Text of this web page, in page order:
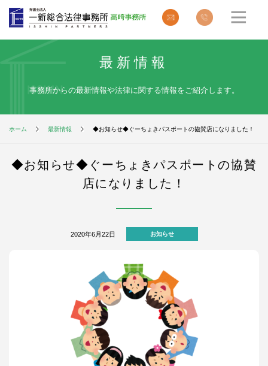
最新情報
事務所からの最新情報や法律に関する情報をご紹介します。
ホーム 最新情報 ◆お知らせ◆ぐーちょきパスポートの協賛店になりました！
◆お知らせ◆ぐーちょきパスポートの協賛
店になりました！
2020年6月22日 お知らせ